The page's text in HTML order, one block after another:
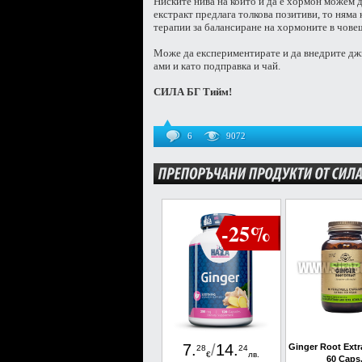
екстракт предлага толкова позитиви, то
терапии за балансиране на хормоните в
Може да експериментирате и да внедрите
ами и като подправка и чай.
СИЛА БГ Тийм!
6 9072
-25%
7.28
€/14.24
лв.
Ginger Root
60 Caps.